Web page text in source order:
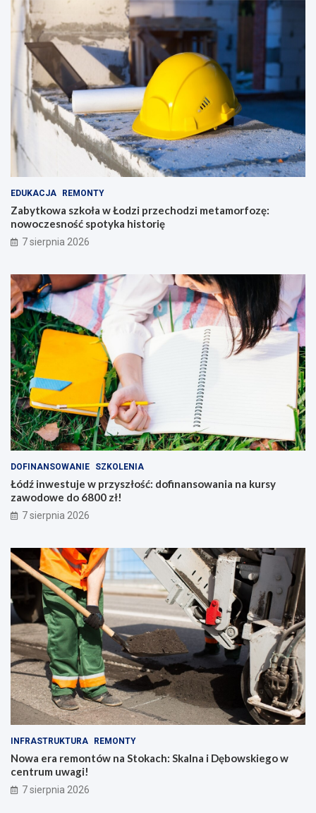
EDUKACJA REMONTY
Zabytkowa szkoła w Łodzi przechodzi metamorfozę:
nowoczesność spotyka historię
7 sierpnia 2026
DOFINANSOWANIE SZKOLENIA
Łódź inwestuje w przyszłość: dofinansowania na kursy
zawodowe do 6800 zł!
7 sierpnia 2026
INFRASTRUKTURA REMONTY
Nowa era remontów na Stokach: Skalna i Dębowskiego w
centrum uwagi!
7 sierpnia 2026